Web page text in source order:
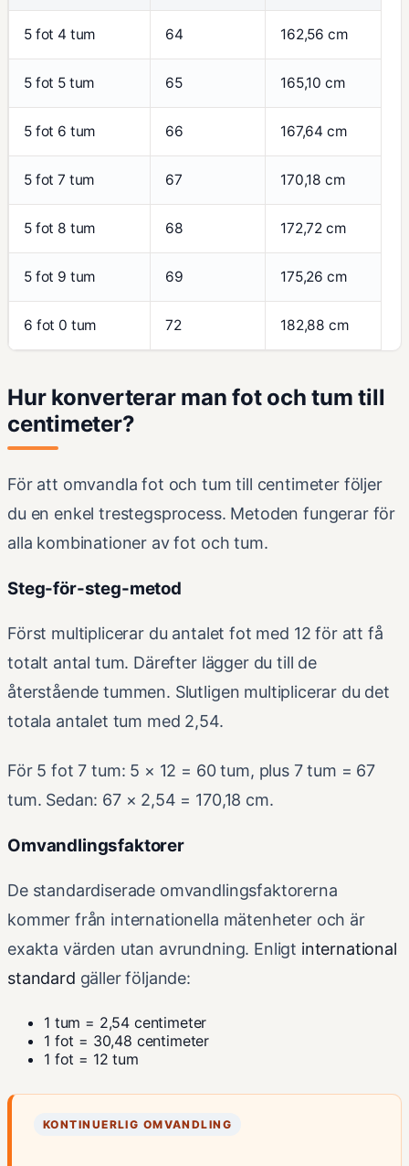
5 fot 4 tum 64 162,56 cm
5 fot 5 tum 65 165,10 cm
5 fot 6 tum 66 167,64 cm
5 fot 7 tum 67 170,18 cm
5 fot 8 tum 68 172,72 cm
5 fot 9 tum 69 175,26 cm
6 fot 0 tum 72 182,88 cm
Hur konverterar man fot och tum till
centimeter?
För att omvandla fot och tum till centimeter följer
du en enkel trestegsprocess. Metoden fungerar för
alla kombinationer av fot och tum.
Steg-för-steg-metod
Först multiplicerar du antalet fot med 12 för att få
totalt antal tum. Därefter lägger du till de
återstående tummen. Slutligen multiplicerar du det
totala antalet tum med 2,54.
För 5 fot 7 tum: 5 × 12 = 60 tum, plus 7 tum = 67
tum. Sedan: 67 × 2,54 = 170,18 cm.
Omvandlingsfaktorer
De standardiserade omvandlingsfaktorerna
kommer från internationella mätenheter och är
exakta värden utan avrundning. Enligt international
standard gäller följande:
1 tum = 2,54 centimeter
1 fot = 30,48 centimeter
1 fot = 12 tum
KONTINUERLIG OMVANDLING